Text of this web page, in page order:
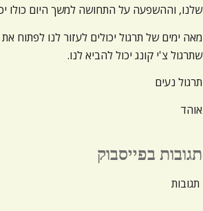
שלנו, וההשפעה על התחושה למשך היום כולו
מאה ימים של תרגול יכולים לעזור לנו לפתוח
שתרגול צ'י קונג יכול להביא לנו.
תרגול נעים
אוהד
תגובות בפייסבוק
תגובות